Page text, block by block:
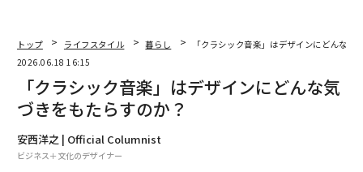
トップ ライフスタイル 暮らし
「クラシック音楽」はデザインにどんな気
2026.06.18 16:15
「クラシック音楽」はデザインにどんな気
づきをもたらすのか？
安西洋之 | Official Columnist
ビジネス＋文化のデザイナー